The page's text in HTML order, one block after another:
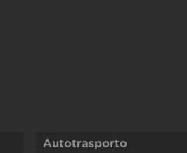
Autotrasporto